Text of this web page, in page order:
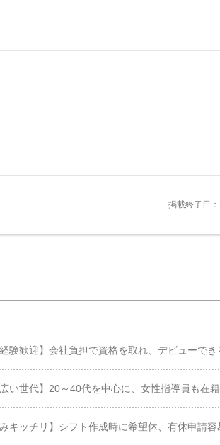
掲載終了日
経験歓迎】会社負担で資格を取れ、デビューでき
広い世代】20～40代を中心に、女性指導員も在
みキッチリ】シフト作成時に希望休、有休申請容